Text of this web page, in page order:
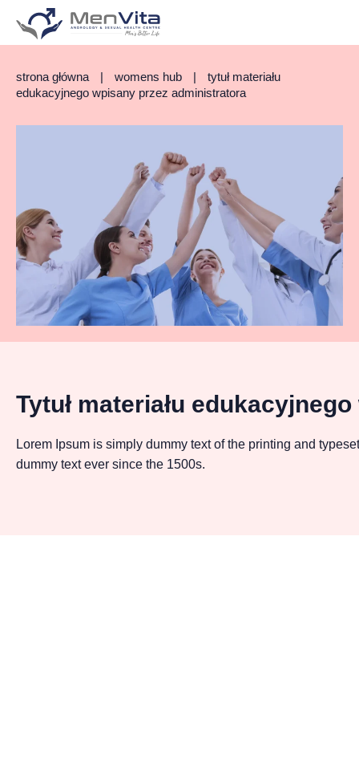
strona główna | womens hub |
tytuł materiału
edukacyjnego wpisany przez administratora
Tytuł materiału
Lorem Ipsum is simply dummy text of the printing and
dummy text ever since the 1500s.